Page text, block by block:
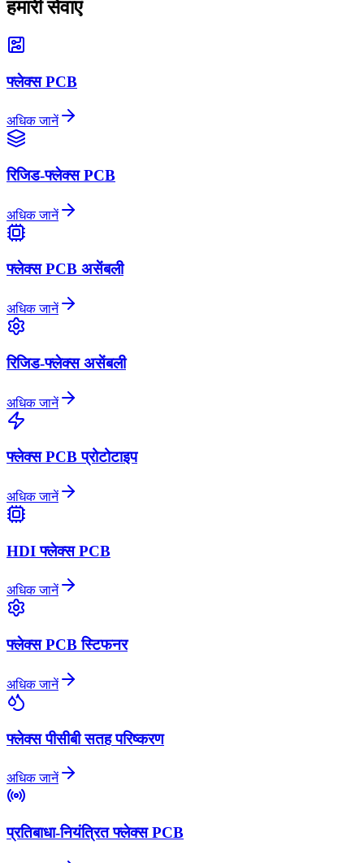
हमारी सेवाएं
फ्लेक्स PCB
अधिक जानें
रिजिड-फ्लेक्स PCB
अधिक जानें
फ्लेक्स PCB असेंबली
अधिक जानें
रिजिड-फ्लेक्स असेंबली
अधिक जानें
फ्लेक्स PCB प्रोटोटाइप
अधिक जानें
HDI फ्लेक्स PCB
अधिक जानें
फ्लेक्स PCB स्टिफनर
अधिक जानें
फ्लेक्स पीसीबी सतह परिष्करण
अधिक जानें
प्रतिबाधा-नियंत्रित फ्लेक्स PCB